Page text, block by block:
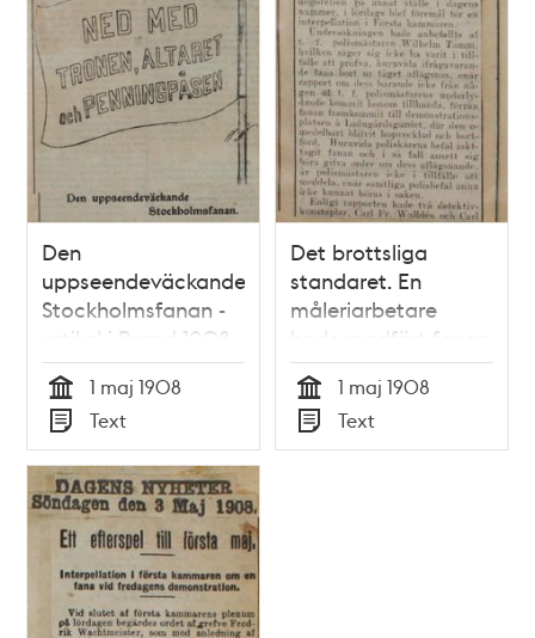
Den
uppseendeväckande
Stockholmsfanan -
artikel i Brand 1908
Tid
1 maj 1908
Typ
Text
Det brottsliga
standaret. En
måleriarbetare
hade medfört fanan
- pressklipp 1908
Tid
1 maj 1908
Typ
Text